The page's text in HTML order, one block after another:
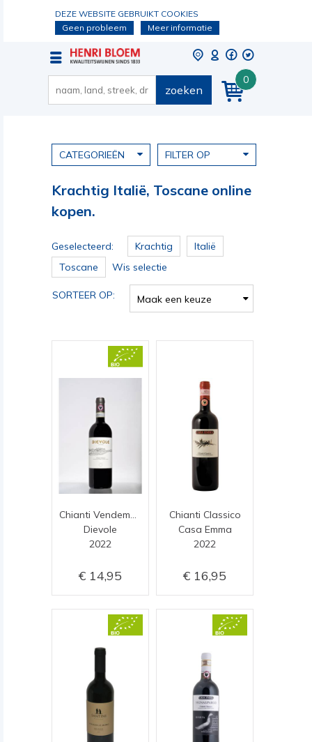
DEZE WEBSITE GEBRUIKT COOKIES
Geen probleem
Meer informatie
0
zoeken
CATEGORIEËN FILTER OP
Krachtig Italië, Toscane online
kopen.
Geselecteerd: Krachtig
Italië
Toscane
Wis selectie
SORTEER OP: Maak een keuze
Dievole
2022
14,95
Chianti Classico
Casa Emma
2022
16,95